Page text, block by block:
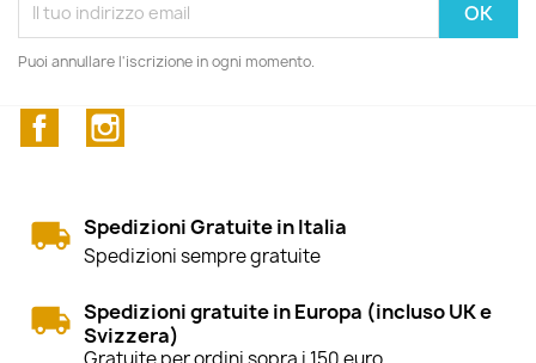
Puoi annullare l'iscrizione in ogni momento.
Facebook
Spedizioni Gratuite in Italia
Spedizioni sempre gratuite
Spedizioni gratuite in Europa (incluso UK e
Svizzera)